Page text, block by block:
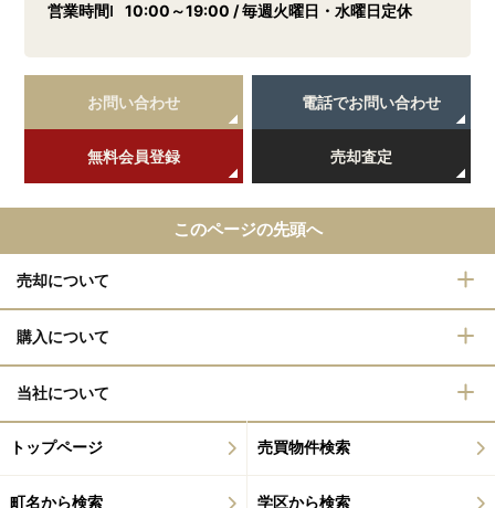
営業時間
10:00～19:00 / 毎週火曜日・水曜日定休
お問い合わせ 電話でお問い合わせ
無料会員登録 売却査定
このページの先頭へ
売却について
購入について
当社について
トップページ 売買物件検索
町名から検索 学区から検索